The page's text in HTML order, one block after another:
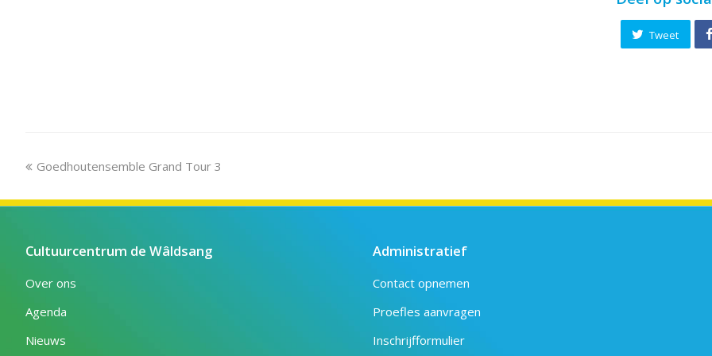
Tweet
previous
Goedhoutensemble Grand Tour 3
Cultuurcentrum de Wâldsang
Over ons
Agenda
Nieuws
Administratief
Contact opnemen
Proefles aanvragen
Inschrijfformulier